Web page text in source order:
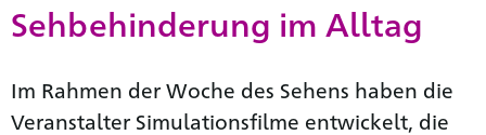
Sehbehinderung im Alltag
Im Rahmen der Woche des Sehens haben die
Veranstalter Simulationsfilme entwickelt, die